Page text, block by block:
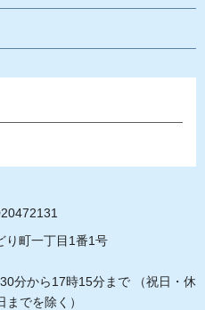
町一丁目1番1号
分から17時15分まで
（祝日・休
でを除く）